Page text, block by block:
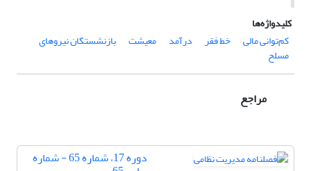
کلیدواژه‌ها
کم‌توانی مالی
خط فقر درآمد معیشت بازنشستگان نیروهای
مسلح
مراجع
دوره 17، شماره 65 - شماره